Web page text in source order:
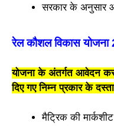
सरकार के अनुसार
रेल कौशल विकास
योजना के अंतर्गत आवेदन
दिए गए निम्न प्रकार के
मैट्रिक की मार्कशीट